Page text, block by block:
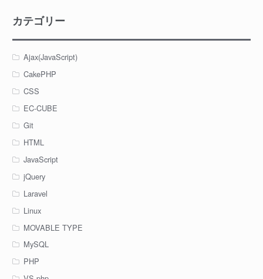
カテゴリー
Ajax(JavaScript)
CakePHP
CSS
EC-CUBE
Git
HTML
JavaScript
jQuery
Laravel
Linux
MOVABLE TYPE
MySQL
PHP